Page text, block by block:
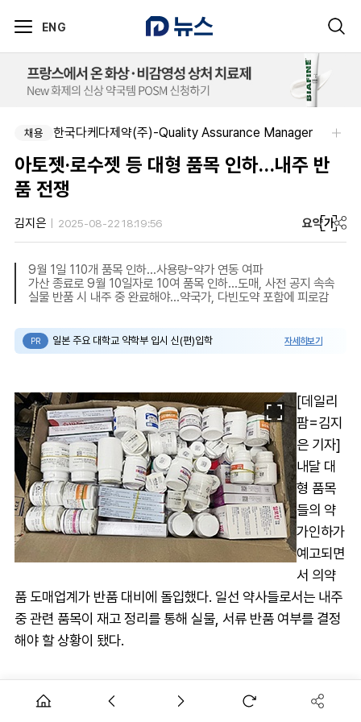
ENG
채용 한국다케다제약(주)-Quality Assurance Manager
아토젯·로수젯 등 대형 품목 인하…내주 반
품 전쟁
김지은 2025-08-22 18:19:56 요약가
9월 1일 110개 품목 인하…사용량-약가 연동 여파
가산 종료로 9월 10일자로 10여 품목 인하…도매, 사전 공지 속속
실물 반품 시 내주 중 완료해야…약국가, 다빈도약 포함에 피로감
PR 일본 주요 대학교 약학부 입시 신(편)입학 자세히보기
[데일리
팜=김지
은 기자]
내달 대
형 품목
들의 약
가인하가
예고되면
서 의약
품 도매업계가 반품 대비에 돌입했다. 일선 약사들로서는 내주
중 관련 품목이 재고 정리를 통해 실물, 서류 반품 여부를 결정
해야 할 상황이 됐다.
23일 의약품 유통업계에 따르면 9월 1일자로 110여개 품목의
약가인하가 예고되면서 거래 약국은 물론이고 주요 온라인몰